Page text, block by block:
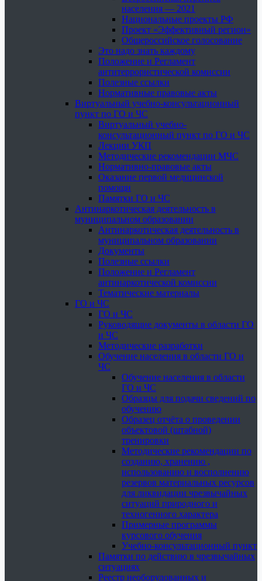
населения — 2021
Национальные проекты РФ
Проект «Эффективный регион»
Общероссийское голосование
Это надо знать каждому
Положение и Регламент
антитеррористической комиссии
Полезные ссылки
Нормативные правовые акты
Виртуальный учебно-консультационный
пункт по ГО и ЧС
Виртуальный учебно-
консультационный пункт по ГО и ЧС
Лекции УКП
Методические рекомендации МЧС
Нормативно-правовые акты
Оказание первой медицинской
помощи
Памятки ГО и ЧС
Антинаркотическая деятельность в
муниципальном образовании
Антинаркотическая деятельность в
муниципальном образовании
Документы
Полезные ссылки
Положение и Регламент
антинаркотической комиссии
Тематические материалы
ГО и ЧС
ГО и ЧС
Руководящие документы в области ГО
и ЧС
Методические разработки
Обучение населения в области ГО и
ЧС
Обучение населения в области
ГО и ЧС
Образцы для подачи сведений по
обучению
Образец отчёта о проведении
объектовой (штабной)
тренировки
Методические рекомендации по
созданию, хранению ,
использованию и восполнению
резервов материальных ресурсов
для ликвидации чрезвычайных
ситуаций природного и
техногенного характера
Примерные программы
курсового обучения
Учебно-консультационный пункт
Памятки по действию в чрезвычайных
ситуациях
Реестр необорудованных и